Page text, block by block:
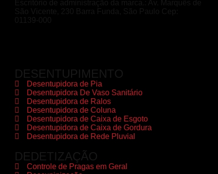
DESENTUPIMENTO
Desentupidora de Pia
Desentupidora De Vaso Sanitário
Desentupidora de Ralos
Desentupidora de Coluna
Desentupidora de Caixa de Esgoto
Desentupidora de Caixa de Gordura
Desentupidora de Rede Pluvial
DEDETIZAÇÃO
Controle de Pragas em Geral